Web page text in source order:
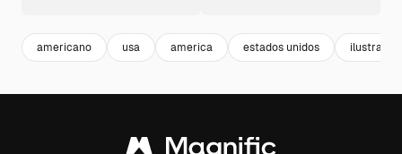
americano usa america estados unidos